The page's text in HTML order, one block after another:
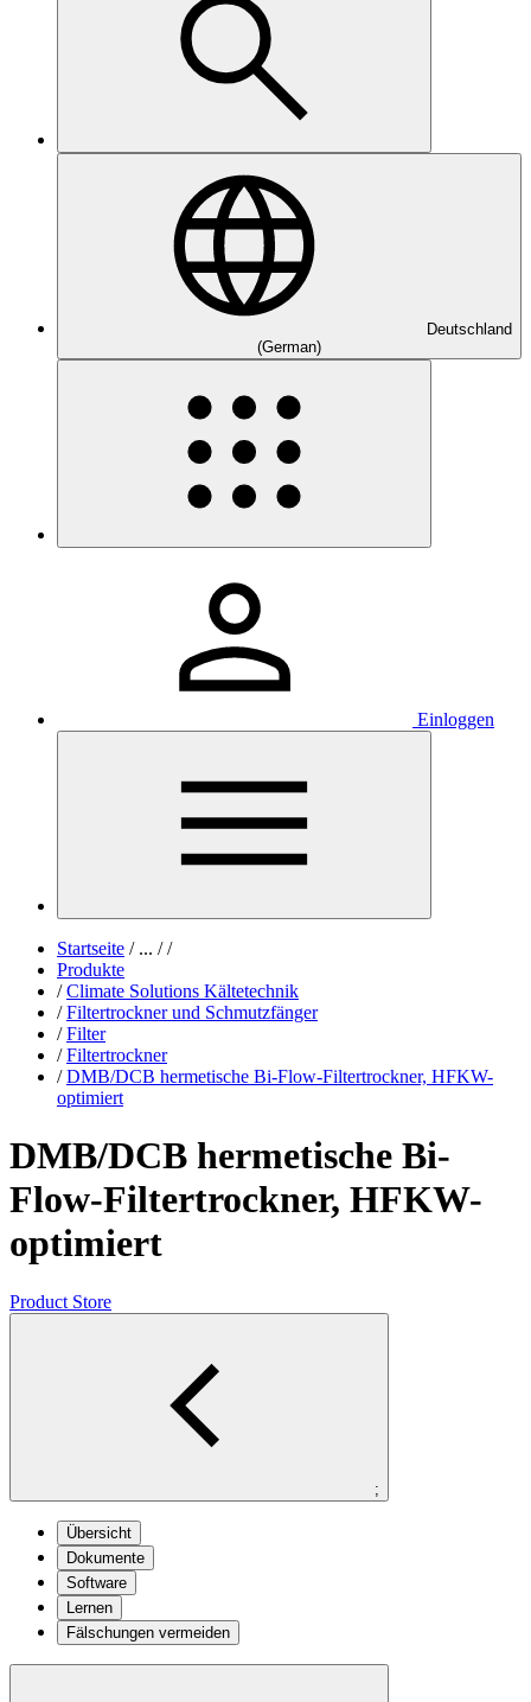
Deutschland
(German)
Einloggen
Startseite /... / /
Produkte
/ Climate Solutions Kältetechnik
/ Filtertrockner und Schmutzfänger
/ Filter
/ Filtertrockner
/ DMB/DCB hermetische Bi-Flow-Filtertrockner, HFKW-
optimiert
DMB/DCB hermetische Bi-
Flow-Filtertrockner, HFKW-
optimiert
Product Store
;
Übersicht
Dokumente
Software
Lernen
Fälschungen vermeiden